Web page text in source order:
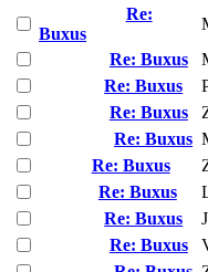
Re:
Buxus
Re: Buxus
Re: Buxus
Re: Buxus
Re: Buxus
Re: Buxus
Re: Buxus
Re: Buxus
Re: Buxus